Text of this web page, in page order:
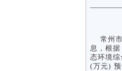
常州市
息，根
态环境
(万元)